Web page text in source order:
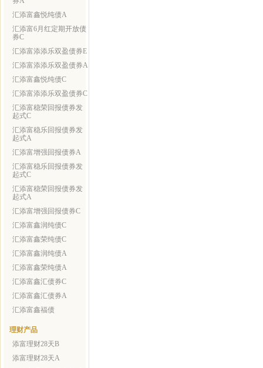
汇添富鑫悦纯债A
汇添富6月红定期开放债
券C
汇添富添添乐双盈债券E
汇添富添添乐双盈债券A
汇添富鑫悦纯债C
汇添富添添乐双盈债券C
汇添富稳荣回报债券发
起式C
汇添富稳乐回报债券发
起式A
汇添富增强回报债券A
汇添富稳乐回报债券发
起式C
汇添富稳荣回报债券发
起式A
汇添富增强回报债券C
汇添富鑫润纯债C
汇添富鑫荣纯债C
汇添富鑫润纯债A
汇添富鑫荣纯债A
汇添富鑫汇债券C
汇添富鑫汇债券A
汇添富鑫福债
理财产品
添富理财28天B
添富理财28天A